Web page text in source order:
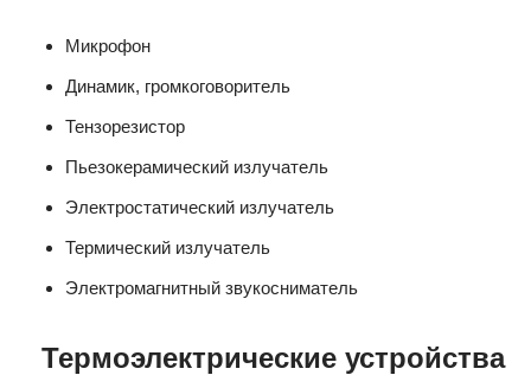
Микрофон
Динамик, громкоговоритель
Тензорезистор
Пьезокерамический излучатель
Электростатический излучатель
Термический излучатель
Электромагнитный звукосниматель
Термоэлектрические устройства